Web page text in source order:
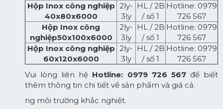
Hộp Inox công nghiệp
40x80x6000
2ly-
3ly
HL / 2B
/ số 1
Hotline: 0979
726 567
Hộp Inox công
nghiệp50x100x6000
2ly-
3ly
HL / 2B
/ số 1
Hotline: 0979
726 567
Hộp Inox công nghiệp
60x120x6000
2ly-
3ly
HL / 2B
/ số 1
Hotline: 0979
726 567
Vui lòng liên hệ Hotline: 0979 726 567để biết
thêm thông tin chi tiết về sản phẩm và giá cả.
ng môi trường khắc nghiệt.